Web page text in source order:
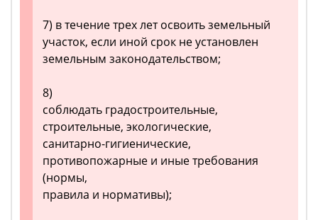
7) в течение трех лет освоить земельный
участок, если иной срок не установлен
земельным законодательством;
8)
соблюдать градостроительные,
строительные, экологические,
санитарно-гигиенические,
противопожарные и иные требования
(нормы,
правила и нормативы);